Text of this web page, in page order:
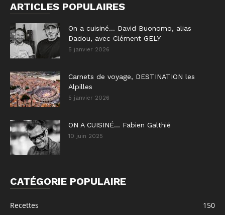
ARTICLES POPULAIRES
On a cuisiné… David Buonomo, alias
Dadou, avec Clément GELY
5 janvier 2026
Carnets de voyage, DESTINATION les
Alpilles
5 janvier 2026
ON A CUISINÉ… Fabien Galthié
10 juin 2025
CATÉGORIE POPULAIRE
Recettes
150